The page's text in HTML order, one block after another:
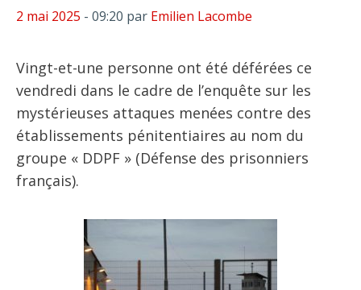
2 mai 2025 - 09:20 par Emilien Lacombe
Vingt-et-une personne ont été déférées ce
vendredi dans le cadre de l’enquête sur les
mystérieuses attaques menées contre des
établissements pénitentiaires au nom du
groupe « DDPF » (Défense des prisonniers
français).